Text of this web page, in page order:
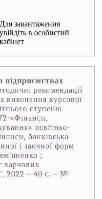
Для завантаження
увійдіть в особистий
кабінет
підприємствах
рекомендації
виконання курсової
ступеню
«Фінанси,
освітньо-
банківська
і заочної форм
;
харчових
2022 – 40 с. – №